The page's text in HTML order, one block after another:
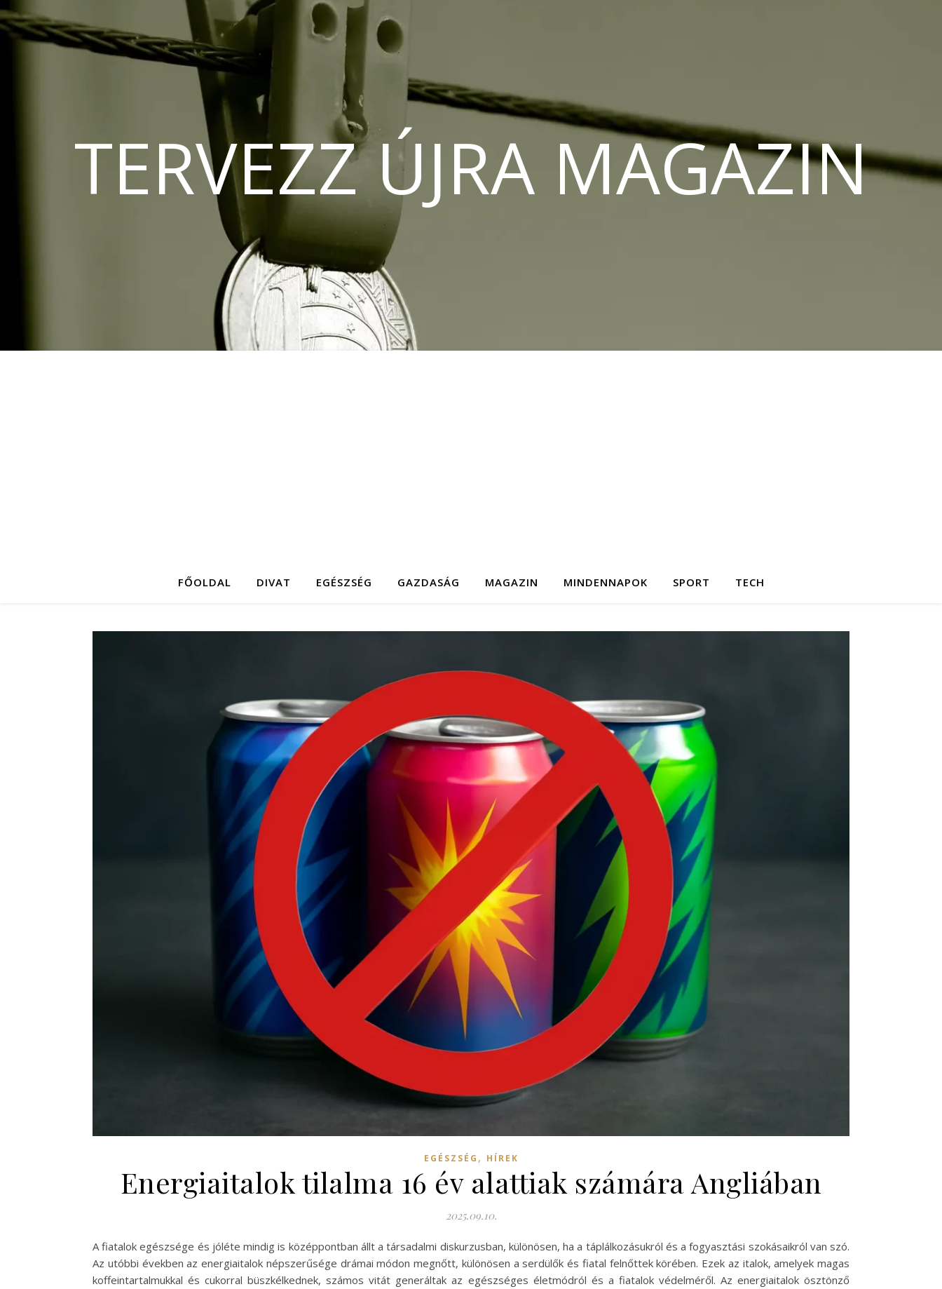
TERVEZZ ÚJRA MAGAZIN
FŐOLDAL DIVAT EGÉSZSÉG GAZDASÁG MAGAZIN MINDENNAPOK SPORT TECH
EGÉSZSÉG , HÍREK
Energiaitalok tilalma 16 év alattiak számára Angliában
2025.09.10.
A fiatalok egészsége és jóléte mindig is középpontban állt a társadalmi diskurzusban, különösen, ha a táplálkozásukról és a fogyasztási szokásaikról van szó.
Az utóbbi években az energiaitalok népszerűsége drámai módon megnőtt, különösen a serdülők és fiatal felnőttek körében. Ezek az italok, amelyek magas
koffeintartalmukkal és cukorral büszkélkednek, számos vitát generáltak az egészséges életmódról és a fiatalok védelméről. Az energiaitalok ösztönző